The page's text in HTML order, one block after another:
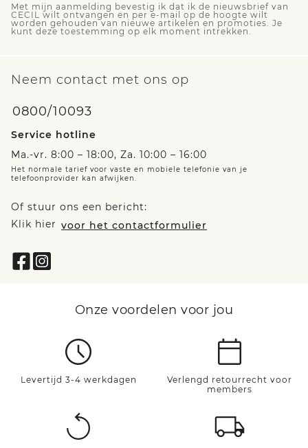
Met mijn aanmelding bevestig ik dat ik de nieuwsbrief van
CECIL wilt ontvangen en per e-mail op de hoogte wilt
worden gehouden van nieuwe artikelen en promoties. Je
kunt deze toestemming op elk moment intrekken.
Neem contact met ons op
0800/10093
Service hotline
Ma.-vr. 8:00 – 18:00, Za. 10:00 – 16:00
Het normale tarief voor vaste en mobiele telefonie van je
telefoonprovider kan afwijken.
Of stuur ons een bericht:
Klik hier voor het contactformulier
Onze voordelen voor jou
Levertijd 3-4 werkdagen
Verlengd retourrecht voor
members